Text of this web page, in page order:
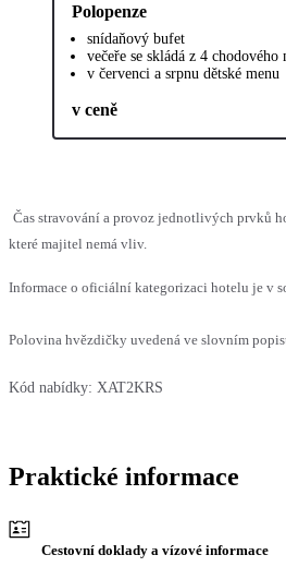
Polopenze
snídaňový bufet
večeře se skládá z 4
v červenci a srpnu dětské menu
v ceně
Čas stravování a provoz jednotlivých prvků
které majitel nemá vliv.
Informace o oficiální kategorizaci hotelu je v
Polovina hvězdičky uvedená ve slovním
Kód nabídky: XAT2KRS
Praktické informace
Cestovní doklady a vízové informace